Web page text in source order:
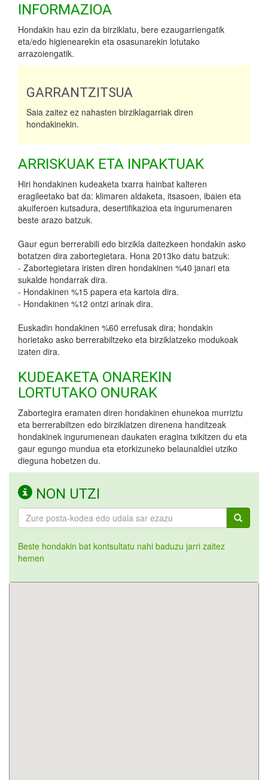
INFORMAZIOA
Hondakin hau ezin da birziklatu, bere ezaugarriengatik
eta/edo higienearekin eta osasunarekin lotutako
arrazoiengatik.
GARRANTZITSUA
Saia zaitez ez nahasten birziklagarriak diren
hondakinekin.
ARRISKUAK ETA INPAKTUAK
Hiri hondakinen kudeaketa txarra hainbat kalteren
eragileetako bat da: klimaren aldaketa, itsasoen, ibaien eta
akuiferoen kutsadura, desertifikazioa eta ingurumenaren
beste arazo batzuk.
Gaur egun berrerabili edo birzikla daitezkeen hondakin asko
botatzen dira zabortegietara. Hona 2013ko datu batzuk:
- Zabortegietara iristen diren hondakinen %40 janari eta
sukalde hondarrak dira.
- Hondakinen %15 papera eta kartoia dira.
- Hondakinen %12 ontzi arinak dira.
Euskadin hondakinen %60 errefusak dira; hondakin
horietako asko berrerabiltzeko eta birziklatzeko modukoak
izaten dira.
KUDEAKETA ONAREKIN
LORTUTAKO ONURAK
Zabortegira eramaten diren hondakinen ehunekoa murriztu
eta berrerabiltzen edo birziklatzen direnena handitzeak
hondakinek ingurumenean daukaten eragina txikitzen du eta
gaur egungo mundua eta etorkizuneko belaunaldiei utziko
dieguna hobetzen du.
NON UTZI
Beste hondakin bat kontsultatu nahi baduzu jarri zaitez
hemen